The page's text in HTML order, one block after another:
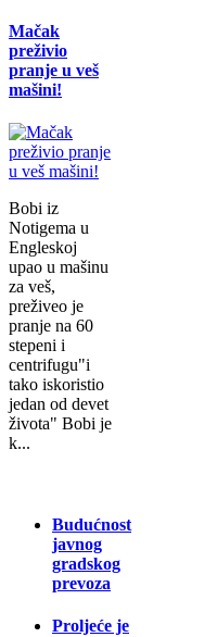
Mačak
preživio
pranje u veš
mašini!
Bobi iz
Notigema u
Engleskoj
upao u mašinu
za veš,
preživeo je
pranje na 60
stepeni i
centrifugu"i
tako iskoristio
jedan od devet
života" Bobi je
k...
Budućnost
javnog
gradskog
prevoza
Proljeće je